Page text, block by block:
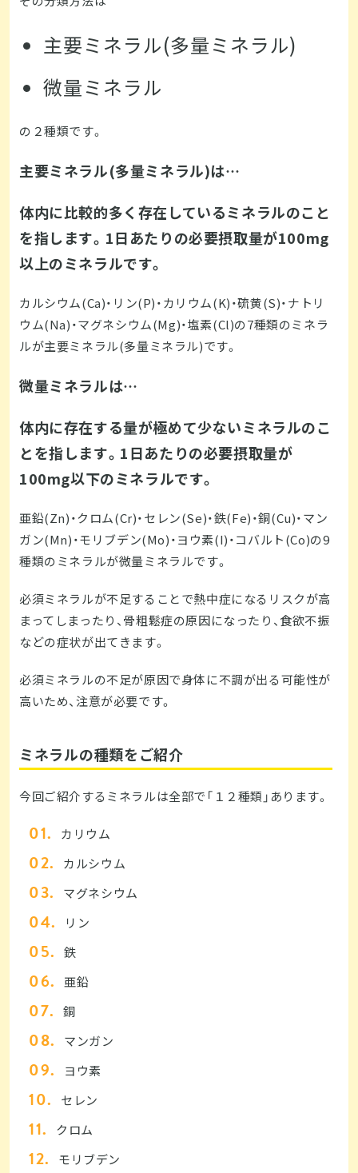
主要ミネラル(多量ミネラル)
微量ミネラル
の２種類です。
主要ミネラル(多量ミネラル)は…
体内に比較的多く存在しているミネラルのこと
を指します。1日あたりの必要摂取量が100mg
以上のミネラルです。
カルシウム(Ca)・リン(P)・カリウム(K)・硫黄(S)・ナトリ
ウム(Na)・マグネシウム(Mg)・塩素(Cl)の7種類のミネラ
ルが主要ミネラル(多量ミネラル)です。
微量ミネラルは…
体内に存在する量が極めて少ないミネラルのこ
とを指します。1日あたりの必要摂取量が
100mg以下のミネラルです。
亜鉛(Zn)・クロム(Cr)・セレン(Se)・鉄(Fe)・銅(Cu)・マン
ガン(Mn)・モリブデン(Mo)・ヨウ素(I)・コバルト(Co)の9
種類のミネラルが微量ミネラルです。
必須ミネラルが不足することで熱中症になるリスクが高
まってしまったり、骨粗鬆症の原因になったり、食欲不振
などの症状が出てきます。
必須ミネラルの不足が原因で身体に不調が出る可能性が
高いため、注意が必要です。
ミネラルの種類をご紹介
今回ご紹介するミネラルは全部で「１２種類」あります。
カリウム
カルシウム
マグネシウム
リン
鉄
亜鉛
銅
マンガン
ヨウ素
セレン
クロム
モリブデン